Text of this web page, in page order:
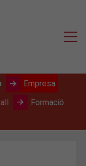
Empresa
Formació